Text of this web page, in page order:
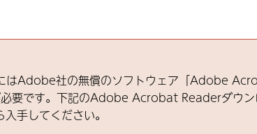
はAdobe社の無償のソフトウェア「Adobe
要です。下記のAdobe Acrobat Readerダウン
入手してください。